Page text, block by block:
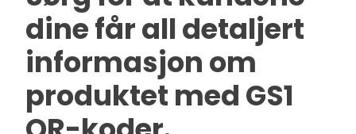
dine får all detaljert
informasjon om
produktet med GS1